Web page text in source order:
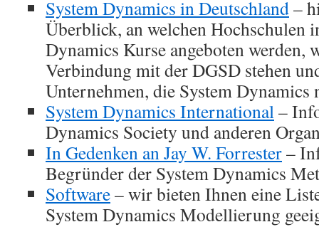
System Dynamics in Deutschland–
Überblick, an welchen Hochschulen
Dynamics Kurse angeboten werden,
Verbindung mit der DGSD stehen
Unternehmen, die System Dynamics
System Dynamics International–
Dynamics Society und anderen
In Gedenken an Jay W. Forrester–
Begründer der System Dynamics
Software– wir bieten Ihnen eine
System Dynamics Modellierung